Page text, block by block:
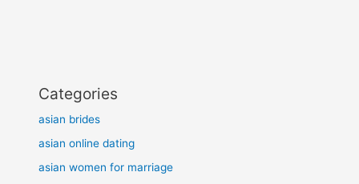
Categories
asian brides
asian online dating
asian women for marriage